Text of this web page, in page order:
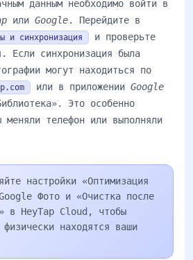
данным необходимо войти в
или Google. Перейдите в
и синхронизация
и проверьте
Если синхронизация была
могут находиться по
или в приложении Google
Это особенно
телефон или выполняли
настройки «Оптимизация
Фото и «Очистка после
в HeyTap Cloud, чтобы
находятся ваши